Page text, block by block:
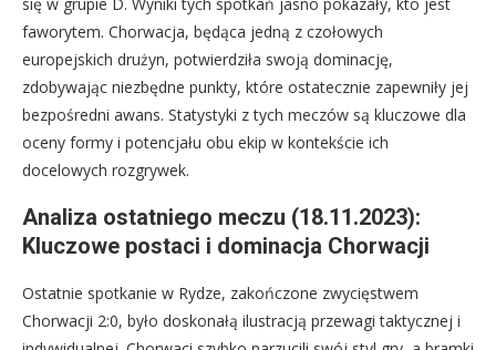
faworytem. Chorwacja, będąca jedną z czołowych
europejskich drużyn, potwierdziła swoją dominację,
zdobywając niezbędne punkty, które ostatecznie zapewniły jej
bezpośredni awans. Statystyki z tych meczów są kluczowe dla
oceny formy i potencjału obu ekip w kontekście ich
docelowych rozgrywek.
Analiza ostatniego meczu (18.11.2023):
Kluczowe postaci i dominacja Chorwacji
Ostatnie spotkanie w Rydze, zakończone zwycięstwem
Chorwacji 2:0, było doskonałą ilustracją przewagi taktycznej i